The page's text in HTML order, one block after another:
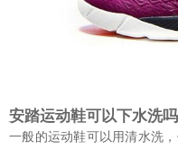
安踏运动鞋可以下水洗吗
一般的运动鞋可以用清水洗